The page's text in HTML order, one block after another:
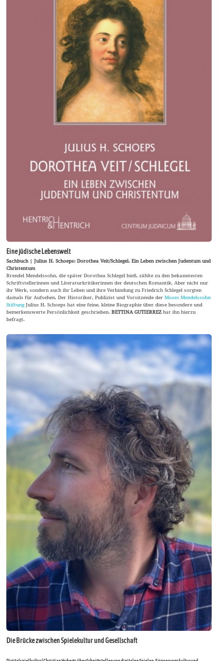
Eine jüdische Lebenswelt
Sachbuch | Julius H. Schoeps: Dorothea Veit/Schlegel. Ein Leben zwischen Judentum und
Christentum
Brendel Mendelssohn, die später Dorothea Schlegel hieß, zählte zu den bekanntesten
Schriftstellerinnen und Literaturkritikerinnen der deutschen Romantik. Aber nicht nur
ihr Werk, sondern auch ihr Leben und ihre Verbindung zu Friedrich Schlegel sorgten
damals für Aufsehen. Der Historiker, Publizist und Vorsitzende derMoses Mendelssohn
StiftungJulius H. Schoeps hat eine feine, kleine Biographie über diese besondere und
bemerkenswerte Persönlichkeit geschrieben.BETTINA GUTIERREZ hat ihn hierzu
befragt.
Die Brücke zwischen Spielekultur und Gesellschaft